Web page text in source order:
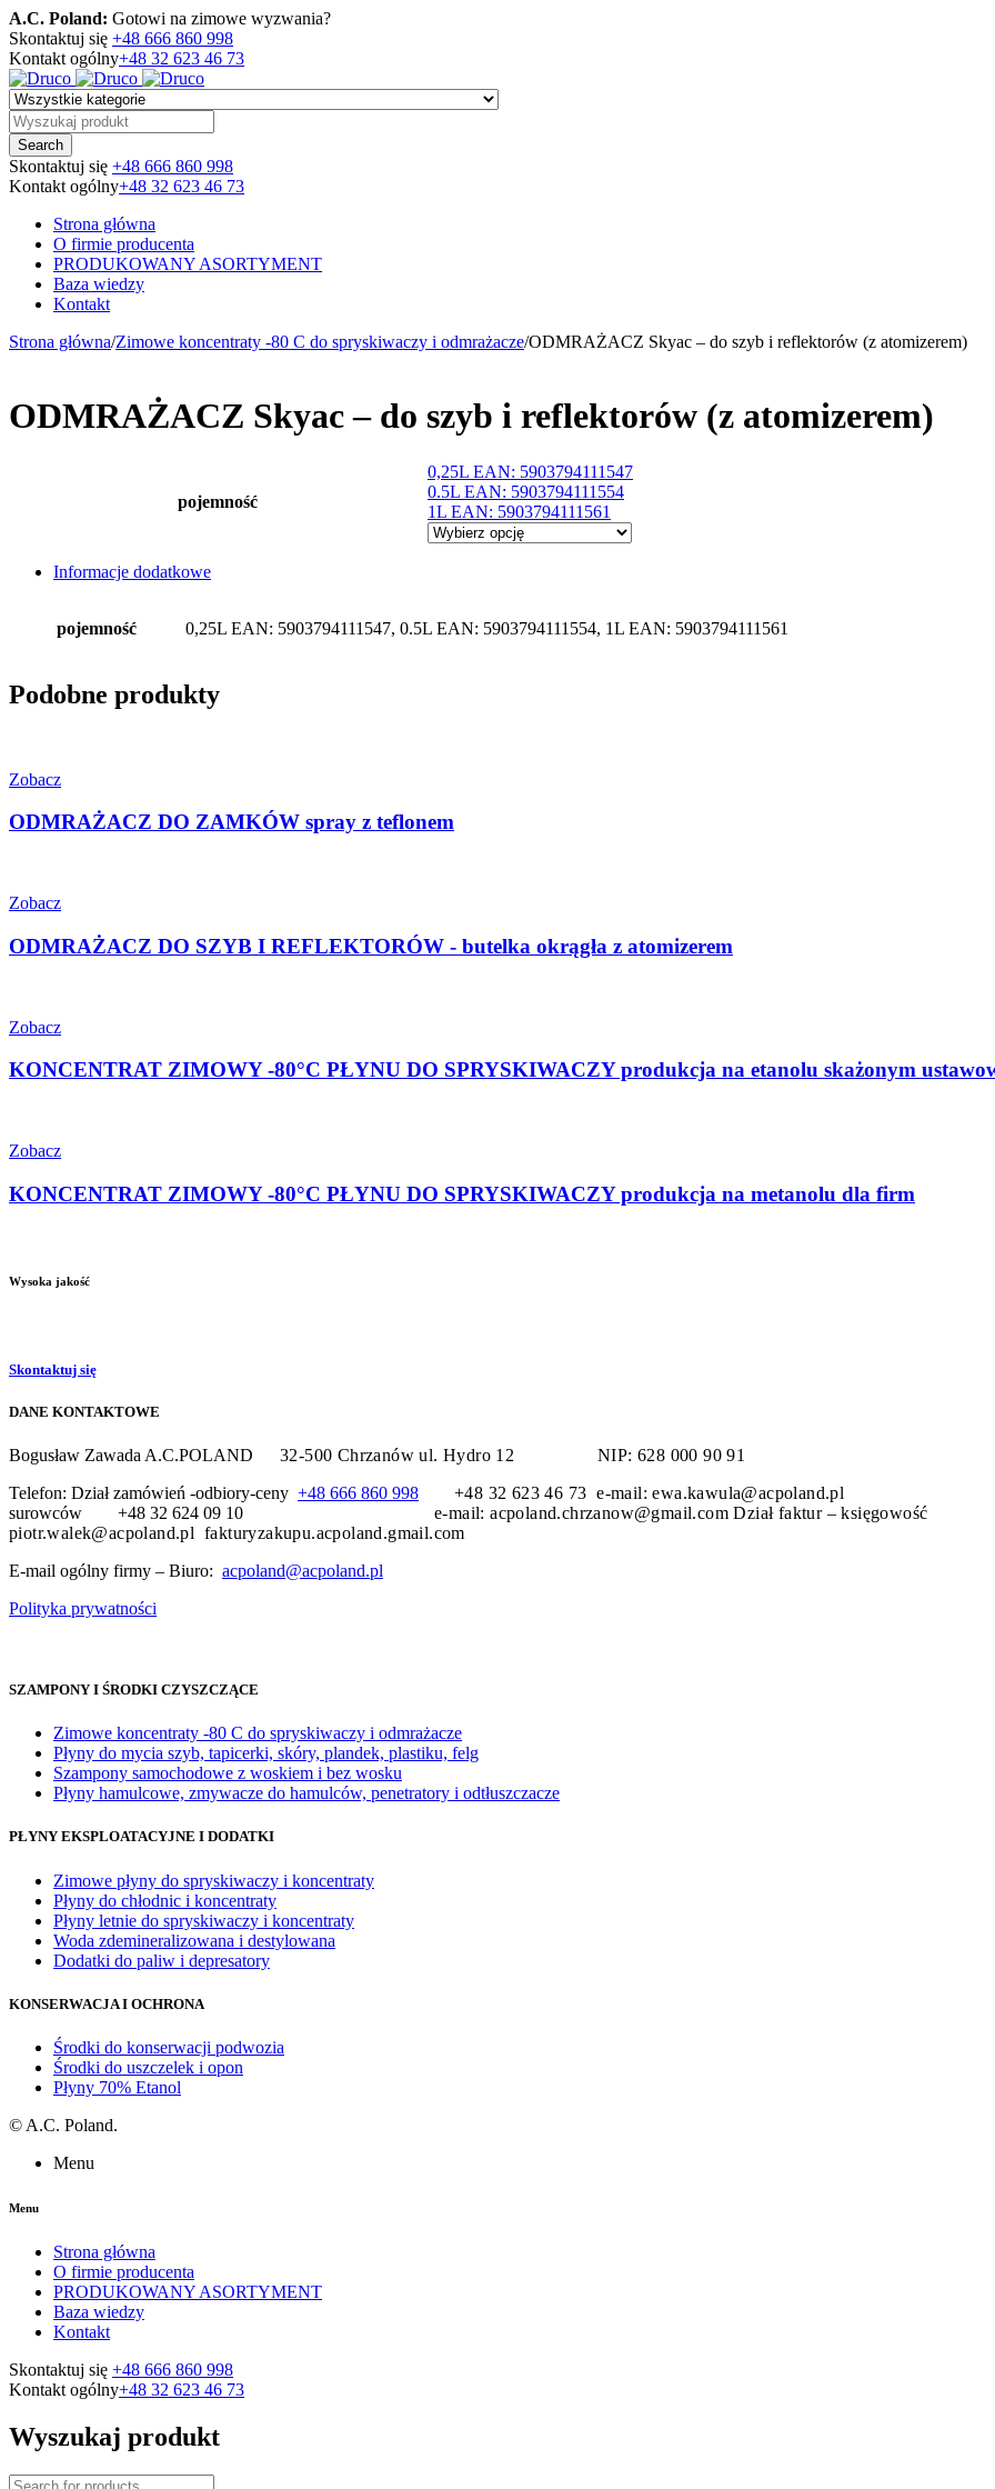
A.C. Poland: Gotowi na zimowe wyzwania?
Skontaktuj się +48 666 860 998
Kontakt ogólny+48 32 623 46 73
Skontaktuj się +48 666 860 998
Kontakt ogólny+48 32 623 46 73
Strona główna
O firmie producenta
PRODUKOWANY ASORTYMENT
Baza wiedzy
Kontakt
Strona główna/Zimowe koncentraty -80 C do spryskiwaczy i odmrażacze/ODMRAŻACZ Skyac – do szyb i reflektorów (z atomizerem)
ODMRAŻACZ Skyac – do szyb i reflektorów (z atomizerem)
pojemność
0,25L EAN: 5903794111547
0.5L EAN: 5903794111554
1L EAN: 5903794111561
Informacje dodatkowe
pojemność 0,25L EAN: 5903794111547, 0.5L EAN: 5903794111554, 1L EAN: 5903794111561
Podobne produkty
Zobacz
ODMRAŻACZ DO ZAMKÓW spray z teflonem
Zobacz
ODMRAŻACZ DO SZYB I REFLEKTORÓW - butelka okrągła z atomizerem
Zobacz
KONCENTRAT ZIMOWY -80°C PŁYNU DO SPRYSKIWACZY produkcja na etanolu skażonym
Zobacz
KONCENTRAT ZIMOWY -80°C PŁYNU DO SPRYSKIWACZY produkcja na metanolu dla firm
Wysoka jakość
Skontaktuj się
DANE KONTAKTOWE
Bogusław Zawada A.C.POLAND 32-500 Chrzanówul. Hydro 12NIP: 628 000 90 91
Telefon: Dział zamówień -odbiory-ceny +48 666 860 998 +48 32 623 46 73 e-mail: ewa.kawula@acpoland.pl
surowców +48 32 624 09 10 e-mail: acpoland.chrzanow@gmail.comDział faktur –
piotr.walek@acpoland.pl fakturyzakupu.acpoland.gmail.com
E-mail ogólny firmy – Biuro: acpoland@acpoland.pl
Polityka prywatności
SZAMPONY I ŚRODKI CZYSZCZĄCE
Zimowe koncentraty -80 C do spryskiwaczy i odmrażacze
Płyny do mycia szyb, tapicerki, skóry, plandek, plastiku, felg
Szampony samochodowe z woskiem i bez wosku
Płyny hamulcowe, zmywacze do hamulców, penetratory i odtłuszczacze
PŁYNY EKSPLOATACYJNE I DODATKI
Zimowe płyny do spryskiwaczy i koncentraty
Płyny do chłodnic i koncentraty
Płyny letnie do spryskiwaczy i koncentraty
Woda zdemineralizowana i destylowana
Dodatki do paliw i depresatory
KONSERWACJA I OCHRONA
Środki do konserwacji podwozia
Środki do uszczelek i opon
Płyny 70% Etanol
© A.C. Poland.
Menu
Menu
Strona główna
O firmie producenta
PRODUKOWANY ASORTYMENT
Baza wiedzy
Kontakt
Skontaktuj się +48 666 860 998
Kontakt ogólny+48 32 623 46 73
Wyszukaj produkt